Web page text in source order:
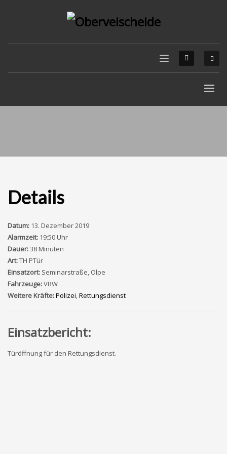
Details
Datum: 13. Dezember 2019
Alarmzeit: 19:50 Uhr
Dauer:38 Minuten
Art:TH PTür
Einsatzort: Seminarstraße, Olpe
Fahrzeuge:VRW
Weitere Kräfte:Polizei,Rettungsdienst
Einsatzbericht:
Türöffnung für den Rettungsdienst.